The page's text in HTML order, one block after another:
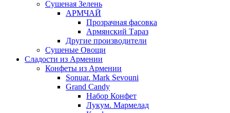
Сушеная Зелень
АРМЧАЙ
Прозрачная фасовка
Армянский Тараз
Другие производители
Сушеные Овощи
Сладости из Армении
Конфеты из Армении
Sonuar. Mark Sevouni
Grand Candy
Набор Конфет
Лукум. Мармелад